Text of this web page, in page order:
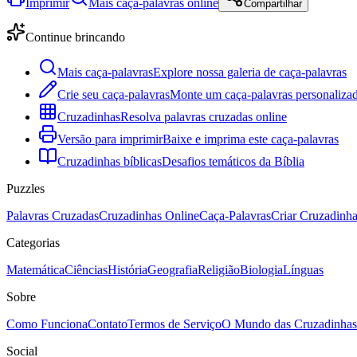
Compartilhar
Continue brincando
Mais caça-palavrasExplore nossa galeria de caça-palavras
Crie seu caça-palavrasMonte um caça-palavras
CruzadinhasResolva palavras cruzadas online
Versão para imprimirBaixe e imprima este caça-palavras
Cruzadinhas bíblicasDesafios temáticos da Bíblia
Puzzles
Palavras CruzadasCruzadinhas OnlineCaça-PalavrasCriar Cruzadinha
Categorias
MatemáticaCiênciasHistóriaGeografiaReligiãoBiologiaLínguas
Sobre
Como FuncionaContatoTermos de ServiçoO Mundo das Cruzadinhas
Social